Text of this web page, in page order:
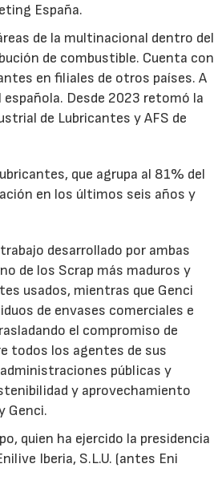
España.
de la multinacional dentro del
de combustible. Cuenta con
en filiales de otros países. A
Desde 2023 retomó la
de Lubricantes y AFS de
que agrupa al 81% del
en los últimos seis años y
desarrollado por ambas
de los Scrap más maduros y
usados, mientras que Genci
de envases comerciales e
el compromiso de
todos los agentes de sus
públicas y
y aprovechamiento
Genci.
quien ha ejercido la presidencia
Iberia, S.L.U. (antes Eni